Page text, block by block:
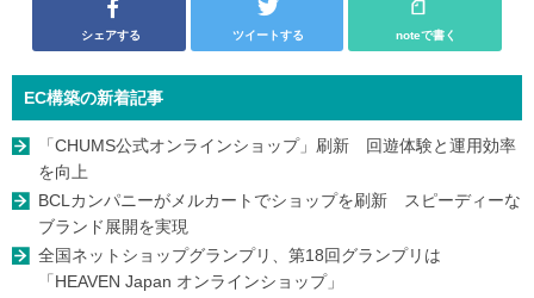
シェアする ツイートする noteで書く
EC構築の新着記事
「CHUMS公式オンラインショップ」刷新 回遊体験と運用効率
を向上
BCLカンパニーがメルカートでショップを刷新 スピーディーな
ブランド展開を実現
全国ネットショップグランプリ、第18回グランプリは
「HEAVEN Japan オンラインショップ」